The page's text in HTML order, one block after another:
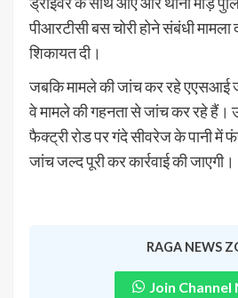
पीआरटीसी बस चोरी होने संबंधी
शिकायत दी।
जबकि मामले की जांच कर रहे एएसआई
वे मामले की गहनता से जांच कर रहे हैं।
फैक्ट्री रोड पर गंदे सीवरेज के पानी में
जांच जल्द पूरी कर कार्रवाई की जाएगी।
RAGA NEWS
Join Channel